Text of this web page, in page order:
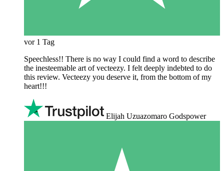
vor 1 Tag
Speechless!! There is no way I could find a word to describe
the inesteemable art of vecteezy. I felt deeply indebted to do
this review. Vecteezy you deserve it, from the bottom of my
heart!!!
Elijah Uzuazomaro Godspower